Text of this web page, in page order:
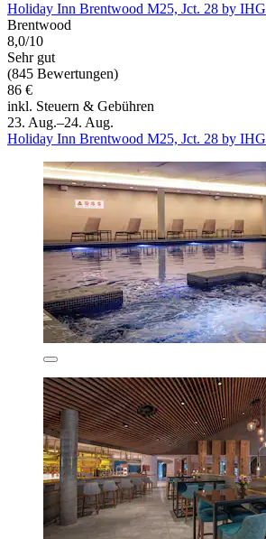
Holiday Inn Brentwood M25, Jct. 28 by IHG
Brentwood
8,0/10
Sehr gut
(845 Bewertungen)
86 €
inkl. Steuern & Gebühren
23. Aug.–24. Aug.
Holiday Inn Brentwood M25, Jct. 28 by IHG